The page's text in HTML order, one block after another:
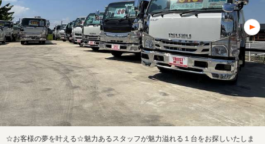
☆お客様の夢を叶える☆魅力あるスタッフが魅力溢れる１台をお探しいたしま